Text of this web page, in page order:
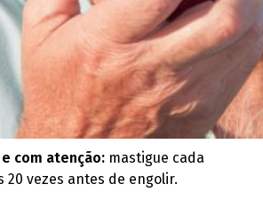
com atenção: mastigue cada
20 vezes antes de engolir.